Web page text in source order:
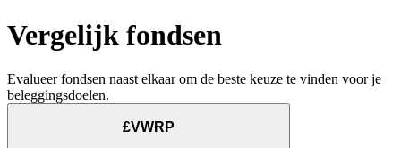
Vergelijk fondsen
Evalueer fondsen naast elkaar om de beste keuze te vinden voor je
beleggingsdoelen.
£VWRP